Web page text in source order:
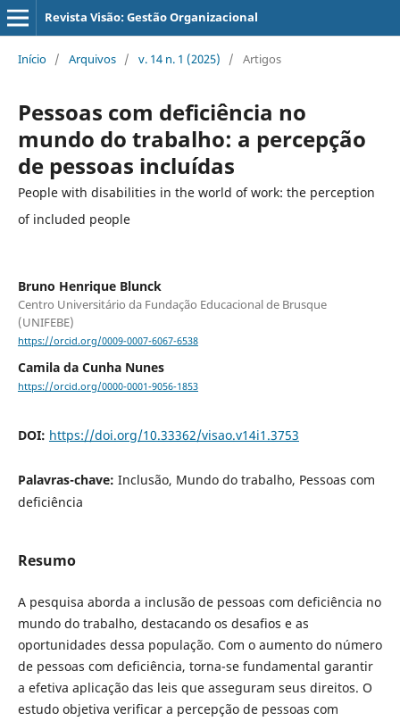
Revista Visão: Gestão Organizacional
Início / Arquivos / v. 14 n. 1 (2025) / Artigos
Pessoas com deficiência no
mundo do trabalho: a percepção
de pessoas incluídas
People with disabilities in the world of work: the perception
of included people
Bruno Henrique Blunck
Centro Universitário da Fundação Educacional de Brusque
(UNIFEBE)
https://orcid.org/0009-0007-6067-6538
Camila da Cunha Nunes
https://orcid.org/0000-0001-9056-1853
DOI: https://doi.org/10.33362/visao.v14i1.3753
Palavras-chave: Inclusão, Mundo do trabalho, Pessoas com
deficiência
Resumo
A pesquisa aborda a inclusão de pessoas com deficiência no
mundo do trabalho, destacando os desafios e as
oportunidades dessa população. Com o aumento do número
de pessoas com deficiência, torna-se fundamental garantir
a efetiva aplicação das leis que asseguram seus direitos. O
estudo objetiva verificar a percepção de pessoas com